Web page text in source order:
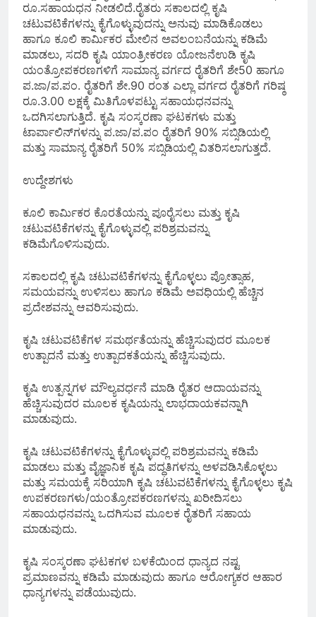
ರೂ.ಸಹಾಯಧನ ನೀಡಲಿದೆ.ರೈತರು ಸಕಾಲದಲ್ಲಿ ಕೃಷಿ
ಚಟುವಟಿಕೆಗಳನ್ನು ಕೈಗೊಳ್ಳುವುದನ್ನು ಅನುವು ಮಾಡಿಕೊಡಲು
ಹಾಗೂ ಕೂಲಿ ಕಾರ್ಮಿಕರ ಮೇಲಿನ ಅವಲಂಬನೆಯನ್ನು ಕಡಿಮೆ
ಮಾಡಲು, ಸದರಿ ಕೃಷಿ ಯಾಂತ್ರೀಕರಣ ಯೋಜನೆಉಡಿ ಕೃಷಿ
ಯಂತ್ರೋಪಕರಣಗಳಿಗೆ ಸಾಮಾನ್ಯ ವರ್ಗದ ರೈತರಿಗೆ ಶೇ50 ಹಾಗೂ
ಪ.ಜಾ/ಪ.ಪಂ. ರೈತರಿಗೆ ಶೇ.90 ರಂತ ಎಲ್ಲಾ ವರ್ಗದ ರೈತರಿಗೆ ಗರಿಷ್ಠ
ರೂ.3.00 ಲಕ್ಷಕ್ಕೆ ಮಿತಿಗೊಳಪಟ್ಟು ಸಹಾಯಧನವನ್ನು
ಒದಗಿಸಲಾಗುತ್ತಿದೆ. ಕೃಷಿ ಸಂಸ್ಕರಣಾ ಘಟಕಗಳು ಮತ್ತು
ಟಾರ್ಪಾಲಿನ್‌ಗಳನ್ನು ಪ.ಜಾ/ಪ.ಪಂ ರೈತರಿಗೆ 90% ಸಬ್ಸಿಡಿಯಲ್ಲಿ
ಮತ್ತು ಸಾಮಾನ್ಯ ರೈತರಿಗೆ 50% ಸಬ್ಸಿಡಿಯಲ್ಲಿ ವಿತರಿಸಲಾಗುತ್ತದೆ.
ಉದ್ದೇಶಗಳು
ಕೂಲಿ ಕಾರ್ಮಿಕರ ಕೊರತೆಯನ್ನು ಪೂರೈಸಲು ಮತ್ತು ಕೃಷಿ
ಚಟುವಟಿಕೆಗಳನ್ನು ಕೈಗೊಳ್ಳುವಲ್ಲಿ ಪರಿಶ್ರಮವನ್ನು
ಕಡಿಮೆಗೊಳಿಸುವುದು.
ಸಕಾಲದಲ್ಲಿ ಕೃಷಿ ಚಟುವಟಿಕೆಗಳನ್ನು ಕೈಗೊಳ್ಳಲು ಪ್ರೋತ್ಸಾಹ,
ಸಮಯವನ್ನು ಉಳಿಸಲು ಹಾಗೂ ಕಡಿಮೆ ಅವಧಿಯಲ್ಲಿ ಹೆಚ್ಚಿನ
ಪ್ರದೇಶವನ್ನು ಆವರಿಸುವುದು.
ಕೃಷಿ ಚಟುವಟಿಕೆಗಳ ಸಮರ್ಥತೆಯನ್ನು ಹೆಚ್ಚಿಸುವುದರ ಮೂಲಕ
ಉತ್ಪಾದನೆ ಮತ್ತು ಉತ್ಪಾದಕತೆಯನ್ನು ಹೆಚ್ಚಿಸುವುದು.
ಕೃಷಿ ಉತ್ಪನ್ನಗಳ ಮೌಲ್ಯವರ್ಧನೆ ಮಾಡಿ ರೈತರ ಆದಾಯವನ್ನು
ಹೆಚ್ಚಿಸುವುದರ ಮೂಲಕ ಕೃಷಿಯನ್ನು ಲಾಭದಾಯಕವನ್ನಾಗಿ
ಮಾಡುವುದು.
ಕೃಷಿ ಚಟುವಟಿಕೆಗಳನ್ನು ಕೈಗೊಳ್ಳುವಲ್ಲಿ ಪರಿಶ್ರಮವನ್ನು ಕಡಿಮೆ
ಮಾಡಲು ಮತ್ತು ವೈಜ್ಞಾನಿಕ ಕೃಷಿ ಪದ್ಧತಿಗಳನ್ನು ಅಳವಡಿಸಿಕೊಳ್ಳಲು
ಮತ್ತು ಸಮಯಕ್ಕೆ ಸರಿಯಾಗಿ ಕೃಷಿ ಚಟುವಟಿಕೆಗಳನ್ನು ಕೈಗೊಳ್ಳಲು ಕೃಷಿ
ಉಪಕರಣಗಳು/ಯಂತ್ರೋಪಕರಣಗಳನ್ನು ಖರೀದಿಸಲು
ಸಹಾಯಧನವನ್ನು ಒದಗಿಸುವ ಮೂಲಕ ರೈತರಿಗೆ ಸಹಾಯ
ಮಾಡುವುದು.
ಕೃಷಿ ಸಂಸ್ಕರಣಾ ಘಟಕಗಳ ಬಳಕೆಯಿಂದ ಧಾನ್ಯದ ನಷ್ಟ
ಪ್ರಮಾಣವನ್ನು ಕಡಿಮೆ ಮಾಡುವುದು ಹಾಗೂ ಆರೋಗ್ಯಕರ ಆಹಾರ
ಧಾನ್ಯಗಳನ್ನು ಪಡೆಯುವುದು.